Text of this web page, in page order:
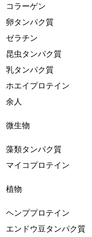
コラーゲン
卵タンパク質
ゼラチン
昆虫タンパク質
乳タンパク質
ホエイプロテイン
余人
微生物
藻類タンパク質
マイコプロテイン
植物
ヘンププロテイン
エンドウ豆タンパク質